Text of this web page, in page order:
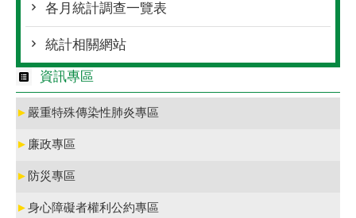
各月統計調查一覽表
統計相關網站
資訊專區
► 嚴重特殊傳染性肺炎專區
► 廉政專區
► 防災專區
►身心障礙者權利公約專區